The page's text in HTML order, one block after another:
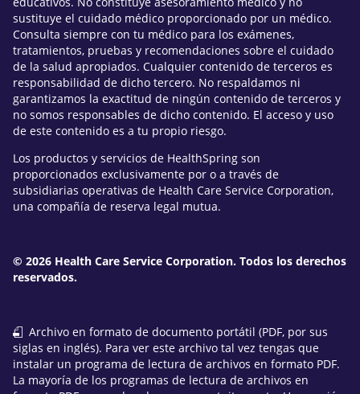
sustituye el cuidado médico proporcionado por un médico.
Consulta siempre con tu médico para los exámenes,
tratamientos, pruebas y recomendaciones sobre el cuidado
de la salud apropiados. Cualquier contenido de terceros es
responsabilidad de dicho tercero. No respaldamos ni
garantizamos la exactitud de ningún contenido de terceros y
no somos responsables de dicho contenido. El acceso y uso
de este contenido es a tu propio riesgo.
Los productos y servicios de HealthSpring son
proporcionados exclusivamente por o a través de
subsidiarias operativas de Health Care Service Corporation,
una compañía de reserva legal mutua.
© 2026 Health Care Service Corporation. Todos los derechos
reservados.
Archivo en formato de documento portátil (PDF, por sus
siglas en inglés). Para ver este archivo tal vez tengas que
instalar un programa de lectura de archivos en formato PDF.
La mayoría de los programas de lectura de archivos en